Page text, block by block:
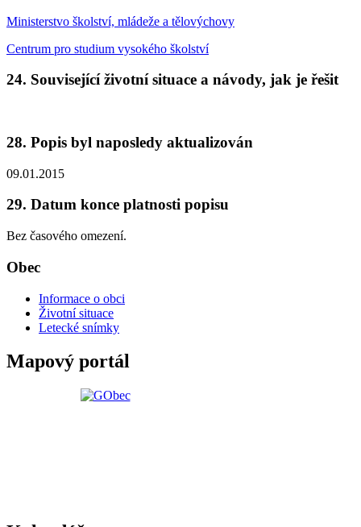
Ministerstvo školství, mládeže a tělovýchovy
Centrum pro studium vysokého školství
24. Související životní situace a návody, jak je řešit
28. Popis byl naposledy aktualizován
09.01.2015
29. Datum konce platnosti popisu
Bez časového omezení.
Obec
Informace o obci
Životní situace
Letecké snímky
Mapový portál